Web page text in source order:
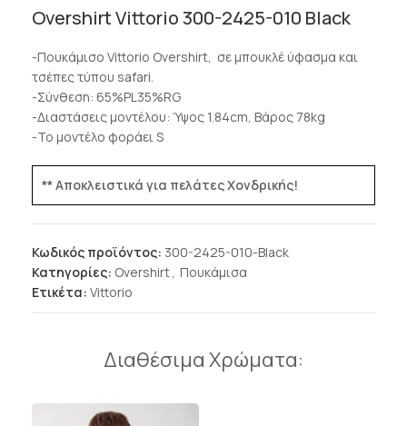
Overshirt Vittorio 300-2425-010 Black
-Πουκάμισο Vittorio Overshirt, σε μπουκλέ ύφασμα και
τσέπες τύπου safari.
-Σύνθεση: 65%PL35%RG
-Διαστάσεις μοντέλου: Ύψος 1.84cm, Βάρος 78kg
-Το μοντέλο φοράει S
** Αποκλειστικά για πελάτες Χονδρικής!
Κωδικός προϊόντος: 300-2425-010-Black
Κατηγορίες: Overshirt, Πουκάμισα
Ετικέτα: Vittorio
Διαθέσιμα Χρώματα: